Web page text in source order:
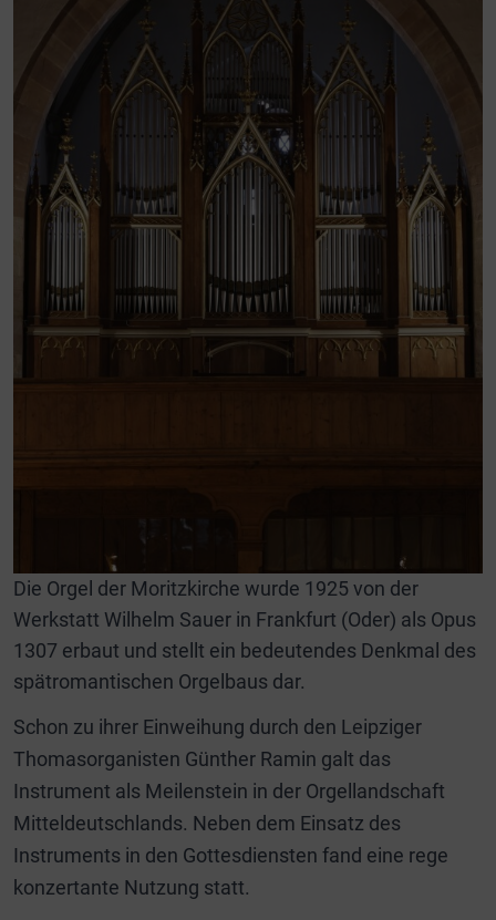
Die Orgel der Moritzkirche wurde 1925 von der
Werkstatt Wilhelm Sauer in Frankfurt (Oder) als Opus
1307 erbaut und stellt ein bedeutendes Denkmal des
spätromantischen Orgelbaus dar.
Schon zu ihrer Einweihung durch den Leipziger
Thomasorganisten Günther Ramin galt das
Instrument als Meilenstein in der Orgellandschaft
Mitteldeutschlands. Neben dem Einsatz des
Instruments in den Gottesdiensten fand eine rege
konzertante Nutzung statt.